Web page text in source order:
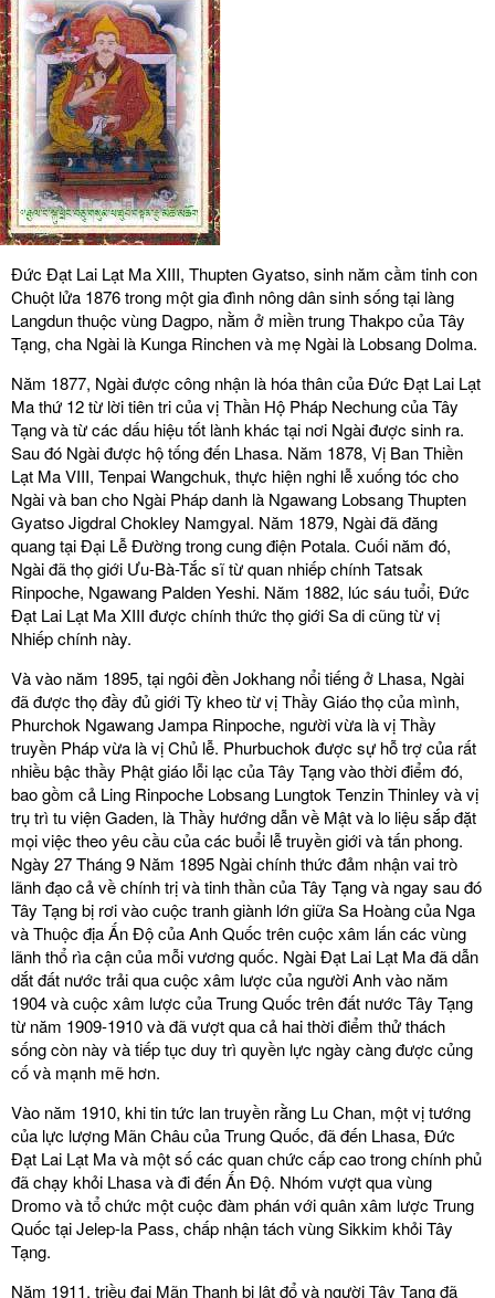
Đức Đạt Lai Lạt Ma XIII, Thupten Gyatso, sinh năm cầm tinh con
Chuột lửa 1876 trong một gia đình nông dân sinh sống tại làng
Langdun thuộc vùng Dagpo, nằm ở miền trung Thakpo của Tây
Tạng, cha Ngài là Kunga Rinchen và mẹ Ngài là Lobsang Dolma.
Năm 1877, Ngài được công nhận là hóa thân của Đức Đạt Lai Lạt
Ma thứ 12 từ lời tiên tri của vị Thần Hộ Pháp Nechung của Tây
Tạng và từ các dấu hiệu tốt lành khác tại nơi Ngài được sinh ra.
Sau đó Ngài được hộ tống đến Lhasa. Năm 1878, Vị Ban Thiền
Lạt Ma VIII, Tenpai Wangchuk, thực hiện nghi lễ xuống tóc cho
Ngài và ban cho Ngài Pháp danh là Ngawang Lobsang Thupten
Gyatso Jigdral Chokley Namgyal. Năm 1879, Ngài đã đăng
quang tại Đại Lễ Đường trong cung điện Potala. Cuối năm đó,
Ngài đã thọ giới Ưu-Bà-Tắc sĩ từ quan nhiếp chính Tatsak
Rinpoche, Ngawang Palden Yeshi. Năm 1882, lúc sáu tuổi, Đức
Đạt Lai Lạt Ma XIII được chính thức thọ giới Sa di cũng từ vị
Nhiếp chính này.
Và vào năm 1895, tại ngôi đền Jokhang nổi tiếng ở Lhasa, Ngài
đã được thọ đầy đủ giới Tỳ kheo từ vị Thầy Giáo thọ của mình,
Phurchok Ngawang Jampa Rinpoche, người vừa là vị Thầy
truyền Pháp vừa là vị Chủ lễ. Phurbuchok được sự hỗ trợ của rất
nhiều bậc thầy Phật giáo lỗi lạc của Tây Tạng vào thời điểm đó,
bao gồm cả Ling Rinpoche Lobsang Lungtok Tenzin Thinley và vị
trụ trì tu viện Gaden, là Thầy hướng dẫn về Mật và lo liệu sắp đặt
mọi việc theo yêu cầu của các buổi lễ truyền giới và tấn phong.
Ngày 27 Tháng 9 Năm 1895 Ngài chính thức đảm nhận vai trò
lãnh đạo cả về chính trị và tinh thần của Tây Tạng và ngay sau đó
Tây Tạng bị rơi vào cuộc tranh giành lớn giữa Sa Hoàng của Nga
và Thuộc địa Ấn Độ của Anh Quốc trên cuộc xâm lấn các vùng
lãnh thổ rìa cận của mỗi vương quốc. Ngài Đạt Lai Lạt Ma đã dẫn
dắt đất nước trải qua cuộc xâm lược của người Anh vào năm
1904 và cuộc xâm lược của Trung Quốc trên đất nước Tây Tạng
từ năm 1909-1910 và đã vượt qua cả hai thời điểm thử thách
sống còn này và tiếp tục duy trì quyền lực ngày càng được củng
cố và mạnh mẽ hơn.
Vào năm 1910, khi tin tức lan truyền rằng Lu Chan, một vị tướng
của lực lượng Mãn Châu của Trung Quốc, đã đến Lhasa, Đức
Đạt Lai Lạt Ma và một số các quan chức cấp cao trong chính phủ
đã chạy khỏi Lhasa và đi đến Ấn Độ. Nhóm vượt qua vùng
Dromo và tổ chức một cuộc đàm phán với quân xâm lược Trung
Quốc tại Jelep-la Pass, chấp nhận tách vùng Sikkim khỏi Tây
Tạng.
Năm 1911, triều đại Mãn Thanh bị lật đổ và người Tây Tạng đã